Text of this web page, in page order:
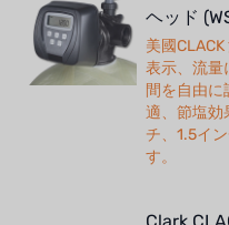
ヘッド
美國
表示、流量
間を自由
適、節塩効
チ、1.5イ
す。